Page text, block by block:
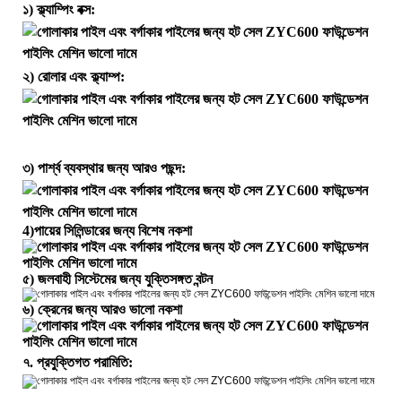
১) ক্ল্যাম্পিং বক্স:
২) রোলার এবং ক্ল্যাম্প:
৩) পার্শ্ব ব্যবস্থার জন্য আরও পছন্দ:
4)পায়ের সিলিন্ডারের জন্য বিশেষ নকশা
৫) জলবাহী সিস্টেমের জন্য যুক্তিসঙ্গত বন্টন
৬) ক্রেনের জন্য আরও ভালো নকশা
৭. প্রযুক্তিগত পরামিতি: